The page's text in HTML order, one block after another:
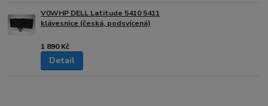
V0WHP DELL Latitude 5410 5411
klávesnice (česká, podsvícená)
1 890 Kč
Detail